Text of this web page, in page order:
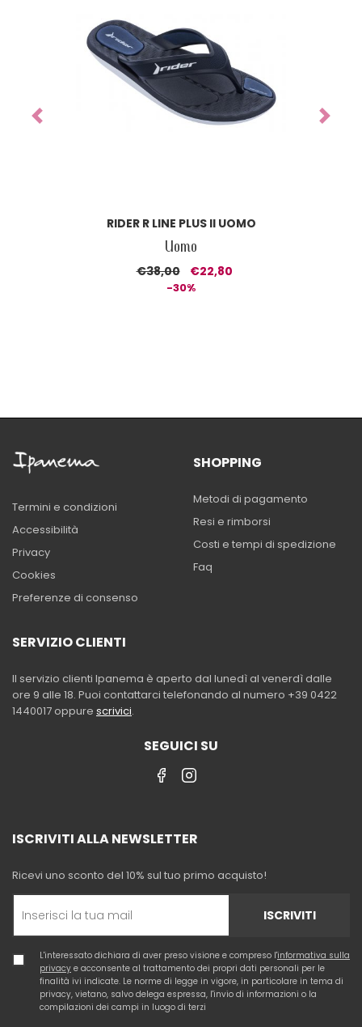
RIDER R LINE PLUS II UOMO
Uomo
€38,00 €22,80
-30%
Previous Next
Termini e condizioni
Accessibilità
Privacy
Cookies
Preferenze di consenso
SHOPPING
Metodi di pagamento
Resi e rimborsi
Costi e tempi di spedizione
Faq
SERVIZIO CLIENTI
Il servizio clienti Ipanema è aperto dal lunedì al venerdì dalle
ore 9 alle 18. Puoi contattarci telefonando al numero +39 0422
1440017 oppure scrivici.
SEGUICI SU
ISCRIVITI ALLA NEWSLETTER
Ricevi uno sconto del 10% sul tuo primo acquisto!
ISCRIVITI
L'interessato dichiara di aver preso visione e compreso l'informativa sulla
privacy e acconsente al trattamento dei propri dati personali per le
finalità ivi indicate. Le norme di legge in vigore, in particolare in tema di
privacy, vietano, salvo delega espressa, l'invio di informazioni o la
compilazioni dei campi in luogo di terzi